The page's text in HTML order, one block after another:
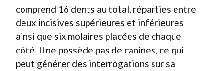
comprend 16 dents au total, réparties entre
deux incisives supérieures et inférieures
ainsi que six molaires placées de chaque
côté. Il ne possède pas de canines, ce qui
peut générer des interrogations sur sa